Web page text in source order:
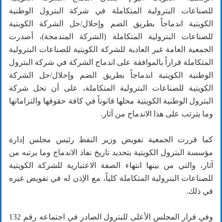
للصناعات البترولية المتكاملة في شركة البترول الوطنية
الكويتية اندماجاً بطريق الضم وإحلال/حل الشركة الكويتية
للصناعات البترولية المتكاملة (الشركة المندمجة)، أصدرت
الجمعية العامة غير العادية للشركة الكويتية للصناعات البترولية
المتكاملة قراراً بالموافقة على اندماج الشركة في شركة البترول
الوطنية الكويتية اندماجاً بطريق الضم وإحلال/حل الشركة
الكويتية للصناعات البترولية المتكاملة، على أن تحل شركة
البترول الوطنية الكويتية محلها قانوناً في كافة حقوقها والتزاماتها
وما يترتب على هذا الاندماج من آثار.
كما قررت الجمعية تفويض وزير النفط رئيس مجلس إدارة
مؤسسة البترول الكويتية بتحديد تاريخ نفاذ الاندماج وما يرتبه من
آثار، والتي من بينها انتهاء الصفة الاعتبارية للشركة الكويتية
للصناعات البترولية المتكاملة كلياً، مع الإذن له في تفويض غيره
في ذلك.
وفي قرار المجلس الأعلى للبترول الصادر في اجتماعه رقم 132